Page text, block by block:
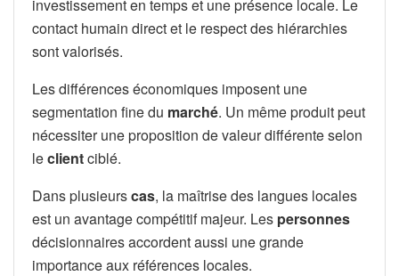
investissement en temps et une présence locale. Le
contact humain direct et le respect des hiérarchies
sont valorisés.
Les différences économiques imposent une
segmentation fine du marché. Un même produit peut
nécessiter une proposition de valeur différente selon
leclientciblé.
Dans plusieurscas, la maîtrise des langues locales
est un avantage compétitif majeur. Les personnes
décisionnaires accordent aussi une grande
importance aux références locales.